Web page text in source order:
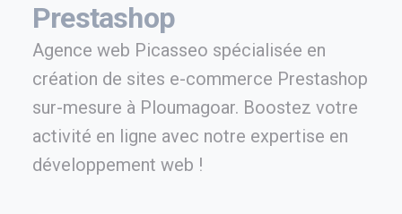
Prestashop
Agence web Picasseo spécialisée en
création de sites e-commerce Prestashop
sur-mesure à Ploumagoar. Boostez votre
activité en ligne avec notre expertise en
développement web !